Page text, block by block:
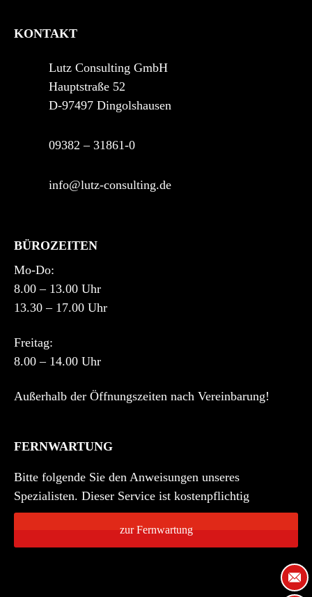
KONTAKT
Lutz Consulting GmbH
Hauptstraße 52
D-97497 Dingolshausen
09382 – 31861-0
info@lutz-consulting.de
BÜROZEITEN
Mo-Do:
8.00 – 13.00 Uhr
13.30 – 17.00 Uhr
Freitag:
8.00 – 14.00 Uhr
Außerhalb der Öffnungszeiten nach Vereinbarung!
FERNWARTUNG
Bitte folgende Sie den Anweisungen unseres
Spezialisten. Dieser Service ist kostenpflichtig
zur Fernwartung